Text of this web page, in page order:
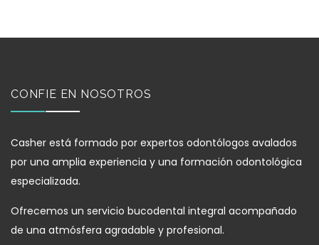
CONFIE EN NOSOTROS
Casher está formado por expertos odontólogos avalados
por una amplia experiencia y una formación odontológica
especializada.
Ofrecemos un servicio bucodental integral acompañado
de una atmósfera agradable y profesional.